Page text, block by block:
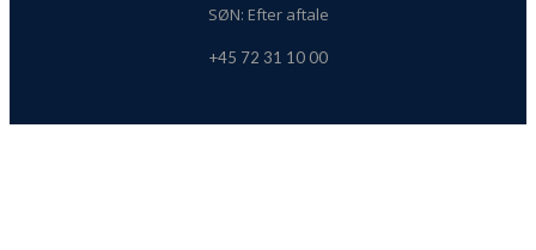
SØN: Efter aftale
+45 72 31 10 00